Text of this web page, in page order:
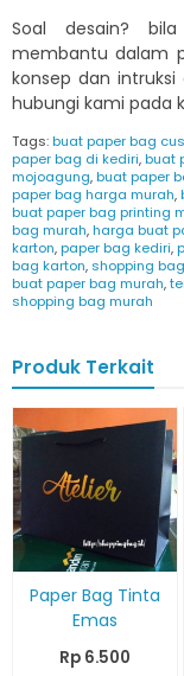
Soal desain?
membantu dalam
konsep dan intruksi
hubungi kami pada
Tags:buat paper bag
paper bag di kediri,buat
mojoagung,buat paper
paper bag harga murah,
buat paper bag printing
bag murah,harga buat
karton,paper bag kediri,
bag karton,shopping
buat paper bag murah,
shopping bag murah
Produk Terkait
Paper Bag Tinta
Emas
Rp 6.500